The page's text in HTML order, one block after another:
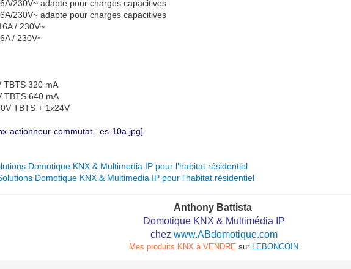
230V~ adapte pour charges capacitives
230V~ adapte pour charges capacitives
/ 230V~
/ 230V~
320 mA
640 mA
TBTS + 1x24V
Domotique KNX & Multimedia IP pour l'habitat résidentiel
Domotique KNX & Multimedia IP pour l'habitat résidentiel
Anthony Battista
Domotique KNX & Multimédia IP
chez www.ABdomotique.com
Mes produits KNX à VENDRE sur LEBONCOIN